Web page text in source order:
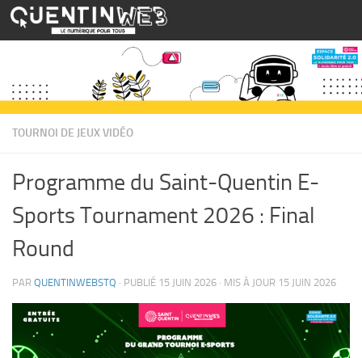
Skip to content
TOURNOI DE JEUX VIDÉO
Programme du Saint-Quentin E-
Sports Tournament 2026 : Final
Round
PAR QUENTINWEBSTQ · PUBLIÉ 15 JUIN 2026 · MIS À JOUR 15 JUIN 2026